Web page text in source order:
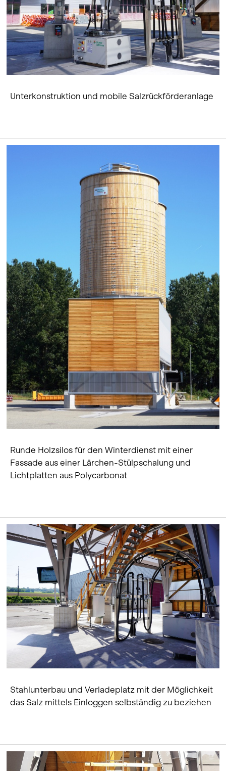
Unterkonstruktion und mobile Salzrückförderanlage
Runde Holzsilos für den Winterdienst mit einer
Fassade aus einer Lärchen-Stülpschalung und
Lichtplatten aus Polycarbonat
Stahlunterbau und Verladeplatz mit der Möglichkeit
das Salz mittels Einloggen selbständig zu beziehen